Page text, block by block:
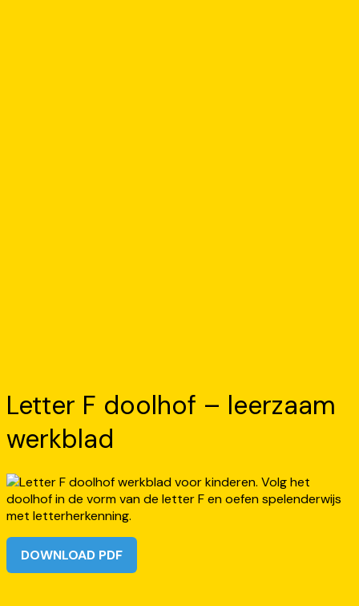
Letter F doolhof – leerzaam
werkblad
DOWNLOAD PDF